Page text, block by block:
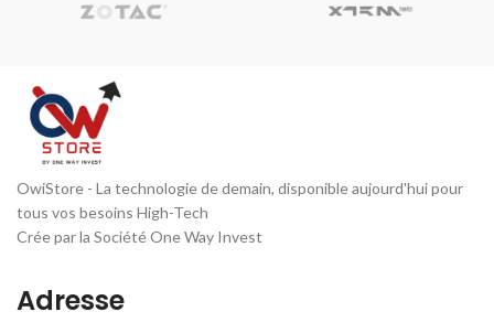
OwiStore - La technologie de demain, disponible aujourd'hui pour
tous vos besoins High-Tech
Crée par la Société One Way Invest
Adresse